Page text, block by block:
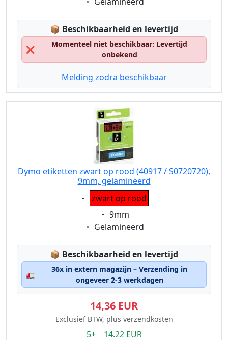
📦 Lagerstatus:
Beschikbaarheid en levertijd
❌
Momenteel niet beschikbaar: Levertijd
onbekend
Melding zodra beschikbaar
Dymo etiketten zwart op rood (40917 / S0720720),
9mm, gelamineerd
Eigenschaft:
zwart op rood
Eigenschaft:
9mm
Eigenschaft:
Gelamineerd
📦 Lagerstatus:
Beschikbaarheid en levertijd
🚛
36x in extern magazijn – Verzending in
ongeveer 2-3 werkdagen
14,36 EUR
Exclusief BTW, plus verzendkosten
5+ 14.22 EUR